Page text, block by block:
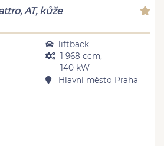
AT, kůže
liftback
1 968 ccm,
140 kW
Hlavní město Praha